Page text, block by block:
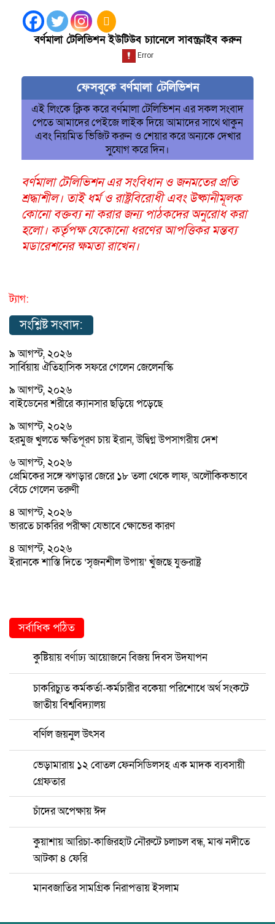
বর্ণমালা টেলিভিশন ইউটিউব চ্যানেলে সাবস্ক্রাইব করুন
ফেসবুকে বর্ণমালা টেলিভিশন
এই লিংকে ক্লিক করে বর্ণমালা টেলিভিশন এর সকল সংবাদ
পেতে আমাদের পেইজে লাইক দিয়ে আমাদের সাথে থাকুন
এবং নিয়মিত ভিজিট করুন ও শেয়ার করে অন্যকে দেখার
সুযোগ করে দিন।
বর্ণমালা টেলিভিশন এর সংবিধান ও জনমতের প্রতি
শ্রদ্ধাশীল। তাই ধর্ম ও রাষ্ট্রবিরোধী এবং উষ্কানীমূলক
কোনো বক্তব্য না করার জন্য পাঠকদের অনুরোধ করা
হলো। কর্তৃপক্ষ যেকোনো ধরণের আপত্তিকর মন্তব্য
মডারেশনের ক্ষমতা রাখেন।
ট্যাগ:
সংশ্লিষ্ট সংবাদ:
৯ আগস্ট, ২০২৬
সার্বিয়ায় ঐতিহাসিক সফরে গেলেন জেলেনস্কি
৯ আগস্ট, ২০২৬
বাইডেনের শরীরে ক্যানসার ছড়িয়ে পড়েছে
৯ আগস্ট, ২০২৬
হরমুজ খুলতে ক্ষতিপূরণ চায় ইরান, উদ্বিগ্ন উপসাগরীয় দেশ
৬ আগস্ট, ২০২৬
প্রেমিকের সঙ্গে ঝগড়ার জেরে ১৮ তলা থেকে লাফ, অলৌকিকভাবে
বেঁচে গেলেন তরুণী
৪ আগস্ট, ২০২৬
ভারতে চাকরির পরীক্ষা যেভাবে ক্ষোভের কারণ
৪ আগস্ট, ২০২৬
ইরানকে শাস্তি দিতে ‘সৃজনশীল উপায়’ খুঁজছে যুক্তরাষ্ট্র
সর্বাধিক পঠিত
কুষ্টিয়ায় বর্ণাঢ্য আয়োজনে বিজয় দিবস উদযাপন
চাকরিচ্যুত কর্মকর্তা-কর্মচারীর বকেয়া পরিশোধে অর্থ সংকটে
জাতীয় বিশ্ববিদ্যালয়
বর্ণিল জয়নুল উৎসব
ভেড়ামারায় ১২ বোতল ফেনসিডিলসহ এক মাদক ব্যবসায়ী
গ্রেফতার
চাঁদের অপেক্ষায় ঈদ
কুয়াশায় আরিচা-কাজিরহাট নৌরুটে চলাচল বন্ধ, মাঝ নদীতে
আটকা ৪ ফেরি
মানবজাতির সামগ্রিক নিরাপত্তায় ইসলাম